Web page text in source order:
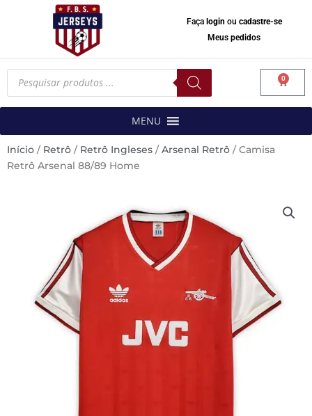
Faça loginou cadastre-se
Meus pedidos
Pesquisar
produtos 0
MENU
Início / Retrô / Retrô Ingleses /Arsenal Retrô / Camisa
Retrô Arsenal 88/89 Home